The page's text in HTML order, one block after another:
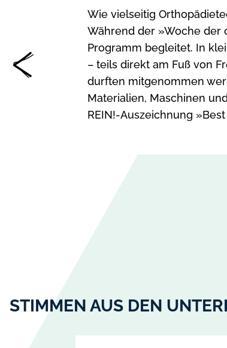
Wie vielseitig
Während der »Woche der
Programm begleitet. In
– teils direkt am Fuß von
durften mitgenommen
Materialien, Maschinen
REIN!-Auszeichnung
STIMMEN AUS DEN